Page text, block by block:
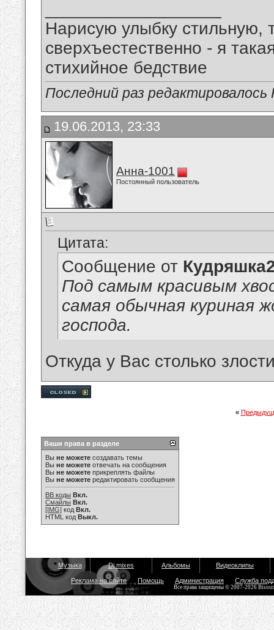
Нарисую улыбку стильную,
сверхъестественно - я
стихийное бедствие
Последний раз
19.06.2013, 23:33
Анна-1001
Постоянный пользователь
Цитата:
Сообщение от
Под самым красивым
самая обычная куриная
господа.
Откуда у Вас столько
«
Ваши права в разделе
Вы не можете создавать темы
Вы не можете отвечать на сообщения
Вы не можете прикреплять файлы
Вы не можете редактировать сообщения
BB коды Вкл.
Смайлы Вкл.
[IMG] код Вкл.
HTML код Выкл.
Музыка Dj mixes Альбомы Видеоклипы
Реклама на сайте Помощь Администрация Служба
Все права защищены © 2007-2026